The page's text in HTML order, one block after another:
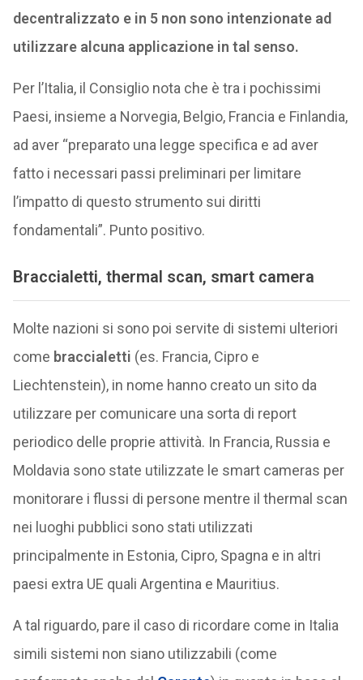
decentralizzato e in 5 non sono intenzionate ad
utilizzare alcuna applicazione in tal senso.
Per l’Italia, il Consiglio nota che è tra i pochissimi
Paesi, insieme a Norvegia, Belgio, Francia e Finlandia,
ad aver “preparato una legge specifica e ad aver
fatto i necessari passi preliminari per limitare
l’impatto di questo strumento sui diritti
fondamentali”. Punto positivo.
Braccialetti, thermal scan, smart camera
Molte nazioni si sono poi servite di sistemi ulteriori
come braccialetti (es. Francia, Cipro e
Liechtenstein), in nome hanno creato un sito da
utilizzare per comunicare una sorta di report
periodico delle proprie attività. In Francia, Russia e
Moldavia sono state utilizzate le smart cameras per
monitorare i flussi di persone mentre il thermal scan
nei luoghi pubblici sono stati utilizzati
principalmente in Estonia, Cipro, Spagna e in altri
paesi extra UE quali Argentina e Mauritius.
A tal riguardo, pare il caso di ricordare come in Italia
simili sistemi non siano utilizzabili (come